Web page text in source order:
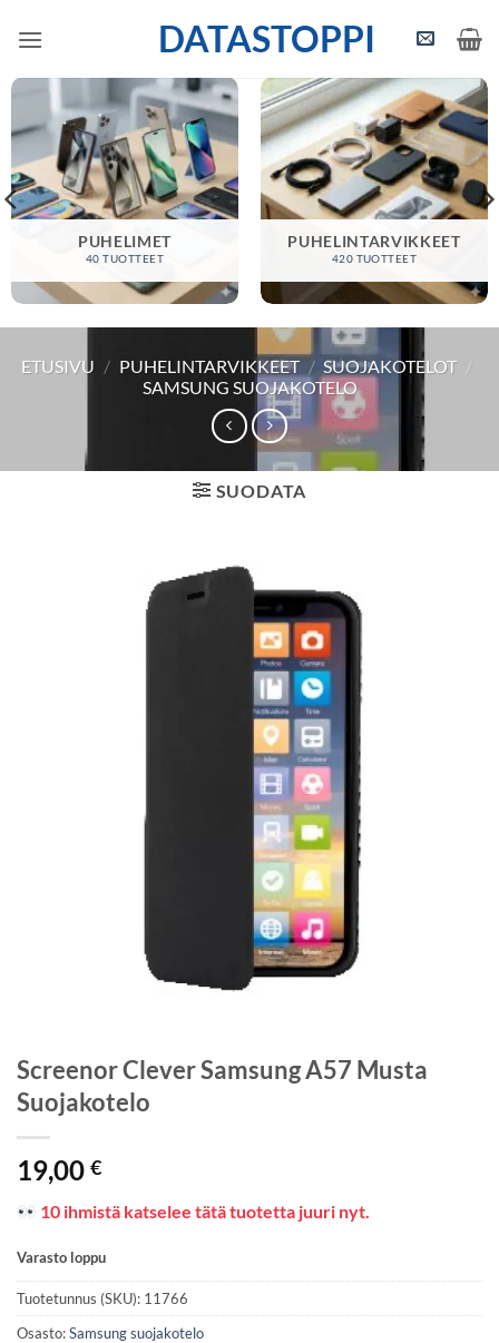
DATASTOPPI
PUHELIMET
40 TUOTTEET
PUHELINTARVIKKEET
420 TUOTTEET
ETUSIVU / PUHELINTARVIKKEET / SUOJAKOTELOT /
SAMSUNG SUOJAKOTELO
SUODATA
Screenor Clever Samsung A57 Musta
Suojakotelo
19,00 €
10 ihmistä katselee tätä tuotetta juuri nyt.
Varasto loppu
Tuotetunnus (SKU): 11766
Osasto:Samsung suojakotelo